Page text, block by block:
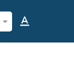
или дума в